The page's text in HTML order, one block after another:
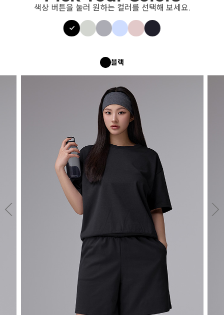
색상 버튼을 눌러 원하는 컬러를 선택해 보세요.
블랙